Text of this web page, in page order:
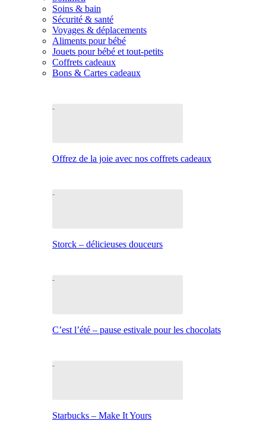
Soins & bain
Sécurité & santé
Voyages & déplacements
Aliments pour bébé
Jouets pour bébé et tout-petits
Coffrets cadeaux
Bons & Cartes cadeaux
Offrez de la joie avec nos coffrets cadeaux
Storck – délicieuses douceurs
C’est l’été – pause estivale pour les chocolats
Starbucks – Make It Yours